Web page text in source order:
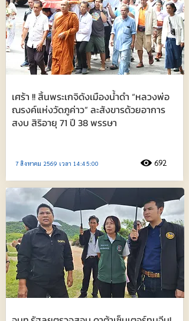
เศร้า !! สิ้นพระเกจิดังเมืองน้ำดำ “หลวงพ่อ
ณรงค์แห่งวัดภูค่าว” ละสังขารด้วยอาการ
สงบ สิริอายุ 71 ปี 38 พรรษา
7 สิงหาคม 2569 เวลา 14:45:00 692